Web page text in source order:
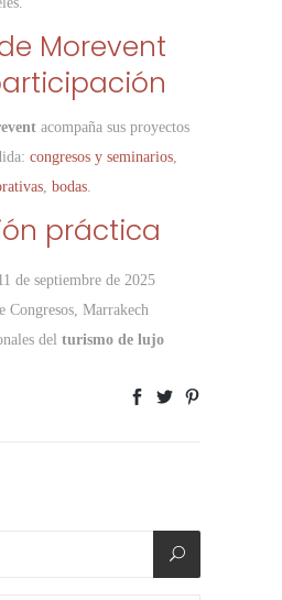
Morevent
acompaña sus proyectos
congresos y seminarios,
, bodas.
práctica
de septiembre de 2025
Congresos, Marrakech
del turismo de lujo